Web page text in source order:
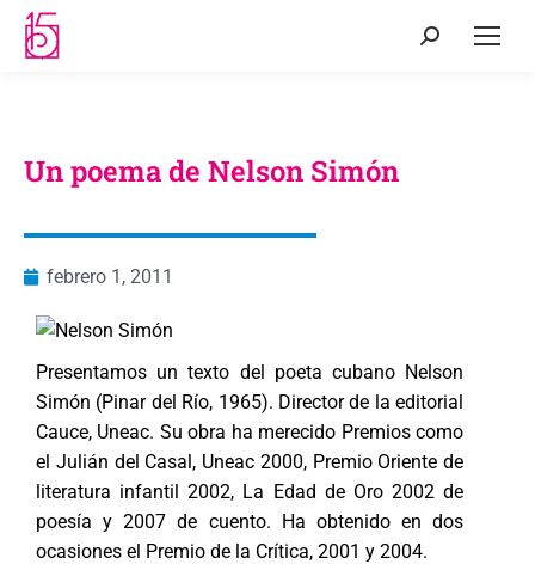
Un poema de Nelson Simón
febrero 1, 2011
Presentamos un texto del poeta cubano Nelson
Simón (Pinar del Río, 1965). Director de la editorial
Cauce, Uneac. Su obra ha merecido Premios como
el Julián del Casal, Uneac 2000, Premio Oriente de
literatura infantil 2002, La Edad de Oro 2002 de
poesía y 2007 de cuento. Ha obtenido en dos
ocasiones el Premio de la Crítica, 2001 y 2004.